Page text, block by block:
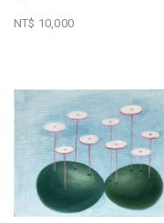
NT$ 10,000